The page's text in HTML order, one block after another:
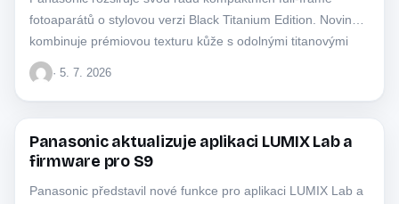
fotoaparátů o stylovou verzi Black Titanium Edition. Novinka
kombinuje prémiovou texturu kůže s odolnými titanovými
prvky.
· 5. 7. 2026
PANASONIC
Panasonic aktualizuje aplikaci LUMIX Lab a
firmware pro S9
Panasonic představil nové funkce pro aplikaci LUMIX Lab a